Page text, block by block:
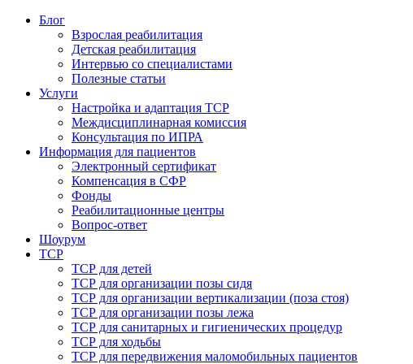
Блог
Взрослая реабилитация
Детская реабилитация
Интервью со специалистами
Полезные статьи
Услуги
Настройка и адаптация ТСР
Междисциплинарная комиссия
Консультация по ИПРА
Информация для пациентов
Электронный сертификат
Компенсация в СФР
Фонды
Реабилитационные центры
Вопрос-ответ
Шоурум
ТСР
ТСР для детей
ТСР для организации позы сидя
ТСР для организации вертикализации (поза стоя)
ТСР для организации позы лежа
ТСР для санитарных и гигиенических процедур
ТСР для ходьбы
ТСР для передвижения маломобильных пациентов